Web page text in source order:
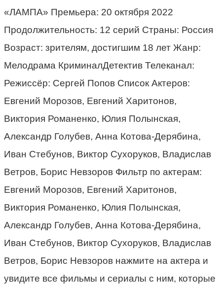
«ЛАМПА» Премьера: 20 октября 2022
Продолжительность: 12 серий Страны: Россия
Возраст: зрителям, достигшим 18 лет Жанр:
Мелодрама КриминалДетектив Телеканал:
Режиссёр: Сергей Попов Список Актеров:
Евгений Морозов, Евгений Харитонов,
Виктория Романенко, Юлия Полынская,
Александр Голубев, Анна Котова-Дерябина,
Иван Стебунов, Виктор Сухоруков, Владислав
Ветров, Борис Невзоров Фильтр по актерам:
Евгений Морозов, Евгений Харитонов,
Виктория Романенко, Юлия Полынская,
Александр Голубев, Анна Котова-Дерябина,
Иван Стебунов, Виктор Сухоруков, Владислав
Ветров, Борис Невзоров нажмите на актера и
увидите все фильмы и сериалы с ним, которые